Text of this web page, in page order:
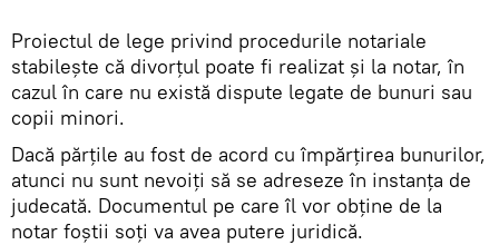
Proiectul de lege privind procedurile notariale
stabilește că divorțul poate fi realizat și la notar, în
cazul în care nu există dispute legate de bunuri sau
copii minori.
Dacă părțile au fost de acord cu împărțirea bunurilor,
atunci nu sunt nevoiți să se adreseze în instanța de
judecată. Documentul pe care îl vor obține de la
notar foștii soți va avea putere juridică.